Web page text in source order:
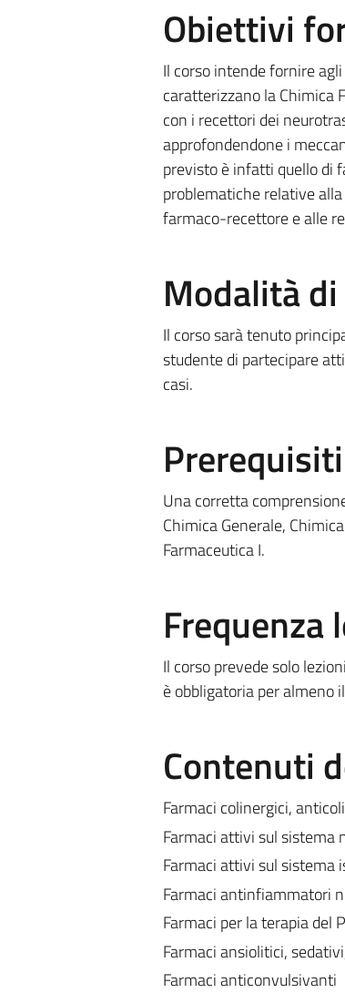
Obiettivi
Il corso intende fornire
caratterizzano la Chimica
con i recettori dei
approfondendone i
previsto è infatti quello di
problematiche relative
farmaco-recettore e alle
Modalità
Il corso sarà tenuto
studente di partecipare
casi.
Una corretta
Chimica Generale,
Farmaceutica I.
Frequenza
Il corso prevede solo
è obbligatoria per almeno
Contenuti
Farmaci colinergici,
Farmaci attivi sul sistema
Farmaci attivi sul sistema
Farmaci antinfiammatori
Farmaci per la terapia del
Farmaci ansiolitici,
Farmaci anticonvulsivanti